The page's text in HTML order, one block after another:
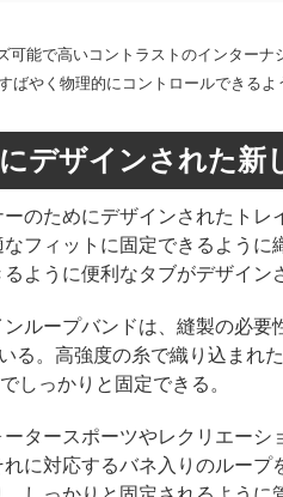
能で高いコントラストのインターナ
やく物理的にコントロールできるよ
デザインされた新
のためにデザインされたト
フィットに固定できるように
ように便利なタブがデザイン
ループバンドは、縫製の必要
る。高強度の糸で織り込まれ
しっかりと固定できる。
タースポーツやレクリエー
に対応するバネ入りのルー